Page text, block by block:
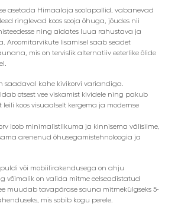
asetada Himaalaja soolapallid, vabanevad
ringlevad koos sooja õhuga, jõudes nii
ning aidates luua rahustava ja
Aroomitarvikute lisamisel saab seadet
mis on tervislik alternatiiv eeterlike õlide
saadaval kahe kivikorvi variandiga.
otsest vee viskamist kividele ning pakub
koos visuaalselt kergema ja modernse
loob minimalistlikuma ja kinnisema välisilme,
arenenud õhusegamistehnoloogia ja
või mobiilirakendusega on ahju
võimalik on valida mitme eelseadistatud
muudab tavapärase sauna mitmekülgseks 5-
mis sobib kogu perele.